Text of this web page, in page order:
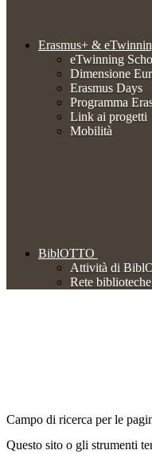
Erasmus+ &
eTwinning
Dimensione
Erasmus Days
Programma
Link ai progetti
Mobilità
BiblOTTO
Attività di
Rete
Campo di ricerca per le
Questo sito o gli strumenti